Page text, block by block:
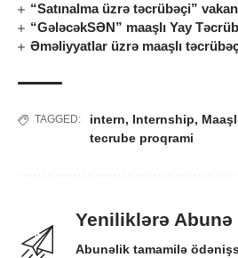
“Satınalma üzrə təcrübəçi”
“GələcəkSƏN” maaşlı Yay
Əməliyyatlar üzrə maaşlı
TAGGED: intern, Internship,
tecrube proqrami
Yeniliklərə Abunə
Abunəlik tamamilə